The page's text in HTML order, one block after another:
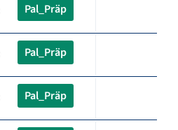
Pal_Präp
Pal_Präp
Pal_Präp